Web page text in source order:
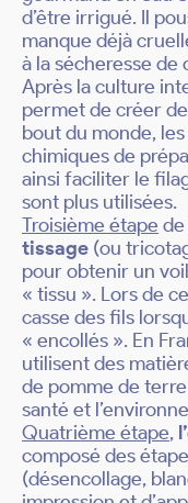
d’être irrigué. Il
manque déjà
à la sécheresse
Après la culture
permet de créer
bout du monde,
chimiques de
ainsi faciliter le
sont plus utilisées.
Troisième étape
tissage (ou
pour obtenir un
« tissu ». Lors de
casse des fils
« encollés ». En
utilisent des
de pomme de
santé et
Quatrième étape,
composé des
(désencollage,